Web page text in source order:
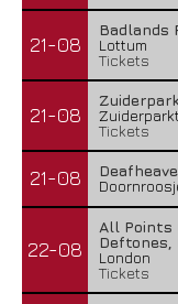
21-08
Badlands
Lottum
Tickets
21-08
Tickets
21-08
22-08
All Points
Deftones,
London
Tickets